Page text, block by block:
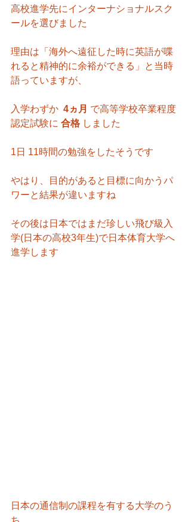
高校進学先にインターナショナルスク
ールを選びました
理由は「海外へ遠征した時に英語が喋
れると精神的に余裕ができる」と当時
語っていますが、
入学わずか 4ヵ月 で高等学校卒業程度
認定試験に 合格 しました
1日 11時間の勉強をしたそうです
やはり、目的があると目標に向かうパ
ワーと結果が違いますね
その後は日本ではまだ珍しい飛び級入
学(日本の高校3年生)で日本体育大学へ
進学します
日本の通信制の課程を有する大学のう
ち、